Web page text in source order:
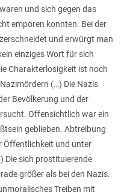
und sich gegen das
empören konnten. Bei der
und erwürgt man
einziges Wort für sich
Charakterlosigkeit ist noch
(…) Die Nazis
Bevölkerung und der
Offensichtlich war ein
geblieben. Abtreibung
Öffentlichkeit und unter
Die sich prostituierende
größer als bei den Nazis.
Treiben mit